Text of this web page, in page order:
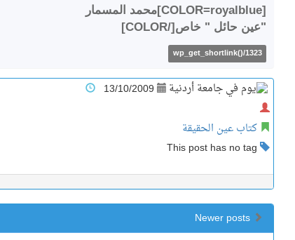
[COLOR=royalblue]محمد المسمار
"عين حائل " خاص[/COLOR]
wp_get_shortlink()/1323
13/10/2009
كتاب عين الحقيقة